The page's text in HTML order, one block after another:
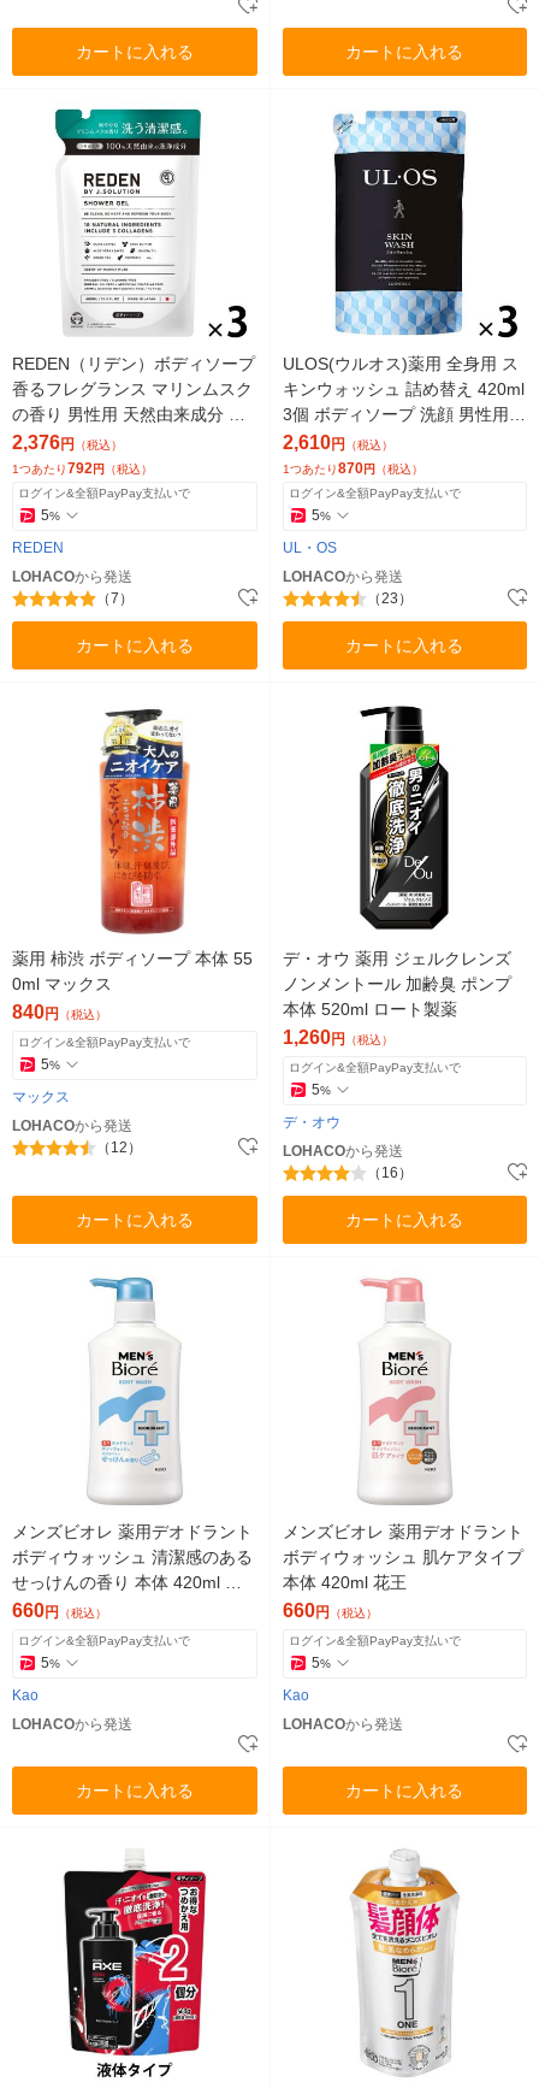
カートに入れる カートに入れる
REDEN（リデン）ボディソープ
香るフレグランス マリンムスク
の香り 男性用 天然由来成分 詰
め替え 400ml 3個
2,376円
（税込）
1つあたり792円 （税込）
ログイン&全額PayPay支払いで
5%
REDEN
LOHACOから発送
（7）
カートに入れる
ULOS(ウルオス)薬用 全身用 ス
キンウォッシュ 詰め替え 420ml
3個 ボディソープ 洗顔 男性用
大塚製薬
2,610円
（税込）
1つあたり870円 （税込）
ログイン&全額PayPay支払いで
5%
UL・OS
LOHACOから発送
（23）
カートに入れる
薬用 柿渋 ボディソープ 本体 55
0ml マックス
840円 （税込）
ログイン&全額PayPay支払いで
5%
マックス
LOHACOから発送
（12）
カートに入れる
デ・オウ 薬用 ジェルクレンズ
ノンメントール 加齢臭 ポンプ
本体 520ml ロート製薬
1,260円 （税込）
ログイン&全額PayPay支払いで
5%
デ・オウ
LOHACOから発送
（16）
カートに入れる
メンズビオレ 薬用デオドラント
ボディウォッシュ 清潔感のある
せっけんの香り 本体 420ml 花
王
660円 （税込）
ログイン&全額PayPay支払いで
5%
Kao
LOHACOから発送
カートに入れる
メンズビオレ 薬用デオドラント
ボディウォッシュ 肌ケアタイプ
本体 420ml 花王
660円 （税込）
ログイン&全額PayPay支払いで
5%
Kao
LOHACOから発送
カートに入れる